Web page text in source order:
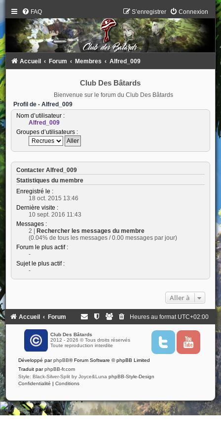
FAQ Connexion
S’enregistrer
Accueil Forum Membres Alfred_009
Club Des Bâtards
Bienvenue sur le forum du Club Des Bâtards
Profil de - Alfred_009
Nom d’utilisateur :
Alfred_009
Groupes d’utilisateurs :
Contacter Alfred_009
Statistiques du membre
Enregistré le :
18 oct. 2015 13:46
Dernière visite :
10 sept. 2016 11:43
Messages :
2 | Rechercher les messages du membre
(0.04% de tous les messages / 0.00 messages par jour)
Forum le plus actif :
-
Sujet le plus actif :
-
Aller à
Accueil Forum Heures au format UTC+02:00
Club Des Bâtards
2012 - 2026 © Tous droits réservés
Toute reproduction interdite
T
i
Y
u
Développé parphpBB® Forum Software © phpBB Limited
Traduit parphpBB-fr.com
Style: Black-Silver-Split by Joyce&Luna phpBB-Style-Design
Confidentialité | Conditions